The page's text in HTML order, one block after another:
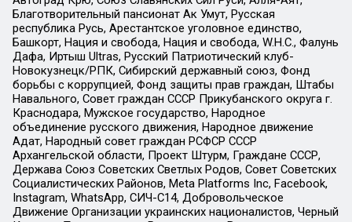
Благотворительный пансионат Ак Умут, Русская
республика Русь, Арестантское уголовное единство,
Башкорт, Нация и свобода, Нация и свобода, W.H.С., Фалунь
Дафа, Иртыш Ultras, Русский Патриотический клуб-
Новокузнецк/РПК, Сибирский державный союз, Фонд
борьбы с коррупцией, Фонд защиты прав граждан, Штабы
Навального, Совет граждан СССР Прикубанского округа г.
Краснодара, Мужское государство, Народное
объединение русского движения, Народное движение
Адат, Народный совет граждан РСФСР СССР
Архангельской области, Проект Штурм, Граждане СССР,
Держава Союз Советских Светлых Родов, Совет Советских
Социалистических Районов, Meta Platforms Inc, Facebook,
Instagram, WhatsApp, СИЧ-С14, Добровольческое
Движение Организации украинских националистов, Черный